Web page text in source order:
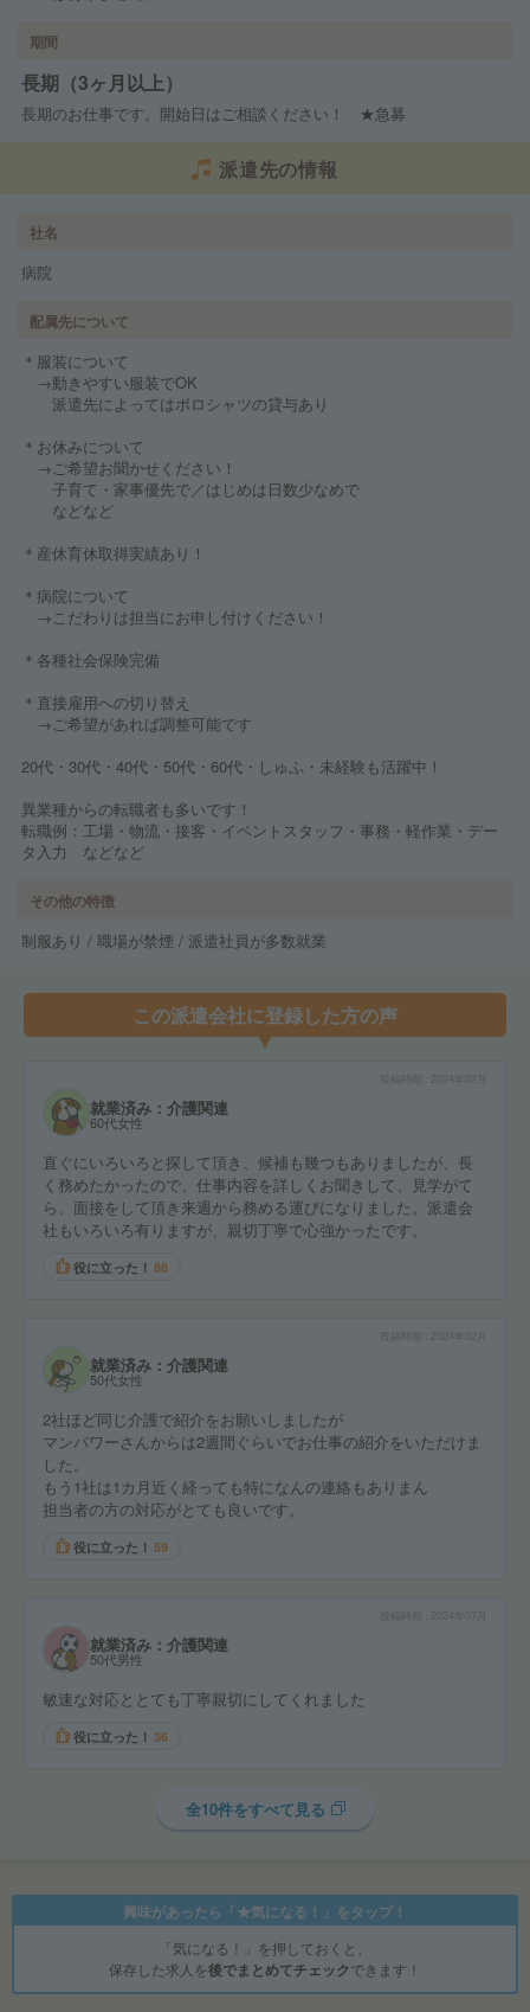
期間
長期（3ヶ月以上）
長期のお仕事です。開始日はご相談ください！ ★急募
派遣先の情報
社名
病院
配属先について
＊服装について
→動きやすい服装でOK
派遣先によってはポロシャツの貸与あり
＊お休みについて
→ご希望お聞かせください！
子育て・家事優先で／はじめは日数少なめで
などなど
＊産休育休取得実績あり！
＊病院について
→こだわりは担当にお申し付けください！
＊各種社会保険完備
＊直接雇用への切り替え
→ご希望があれば調整可能です
20代・30代・40代・50代・60代・しゅふ・未経験も活躍中！
異業種からの転職者も多いです！
転職例：工場・物流・接客・イベントスタッフ・事務・軽作業・デー
タ入力 などなど
その他の特徴
制服あり / 職場が禁煙 / 派遣社員が多数就業
この派遣会社に登録した方の声
2024年02月
就業済み：介護関連
60代女性
直ぐにいろいろと探して頂き、候補も幾つもありましたが、長
く務めたかったので、仕事内容を詳しくお聞きして、見学がて
ら、面接をして頂き来週から務める運びになりました。派遣会
社もいろいろ有りますが、親切丁寧で心強かったです。
役に立った！ 88
2024年02月
就業済み：介護関連
50代女性
2社ほど同じ介護で紹介をお願いしましたが
マンパワーさんからは2週間ぐらいでお仕事の紹介をいただけま
した。
もう1社は1カ月近く経っても特になんの連絡もありまん
担当者の方の対応がとても良いです。
役に立った！ 59
2024年07月
就業済み：介護関連
50代男性
敏速な対応ととても丁寧親切にしてくれました
役に立った！ 36
全10件をすべて見る
興味があったら「★気になる！」をタップ！
「気になる！」を押しておくと、
保存した求人を後でまとめてチェックできます！